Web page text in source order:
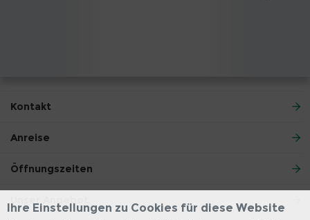
Kontakt
Anreise
Öffnungszeiten
Ihre Einstellungen zu Cookies für diese Website